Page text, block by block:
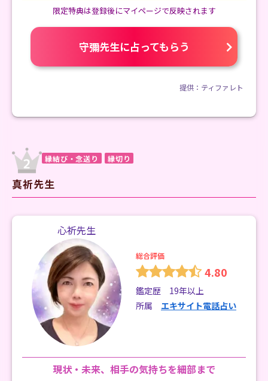
限定特典は登録後にマイページで反映されます
守彌先生に占ってもらう
提供：ティファレト
縁結び・念送り 縁切り
真祈先生
心祈先生
総合評価
4.80
鑑定歴 19年以上
所属 エキサイト電話占い
現状・未来、相手の気持ちを細部まで